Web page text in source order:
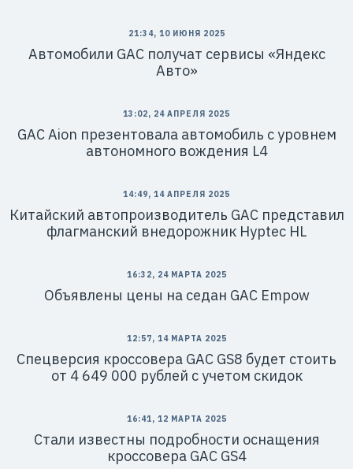
21:34, 10 ИЮНЯ 2025
Автомобили GAC получат сервисы «Яндекс
Авто»
13:02, 24 АПРЕЛЯ 2025
GAC Aion презентовала автомобиль с уровнем
автономного вождения L4
14:49, 14 АПРЕЛЯ 2025
Китайский автопроизводитель GAC представил
флагманский внедорожник Hyptec HL
16:32, 24 МАРТА 2025
Объявлены цены на седан GAC Empow
12:57, 14 МАРТА 2025
Спецверсия кроссовера GAC GS8 будет стоить
от 4 649 000 рублей с учетом скидок
16:41, 12 МАРТА 2025
Стали известны подробности оснащения
кроссовера GAC GS4